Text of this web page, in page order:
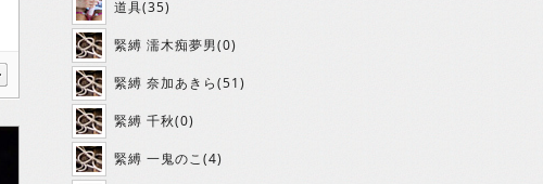
道具(35)
緊縛 濡木痴夢男(0)
緊縛 奈加あきら(51)
緊縛 千秋(0)
緊縛 一鬼のこ(4)